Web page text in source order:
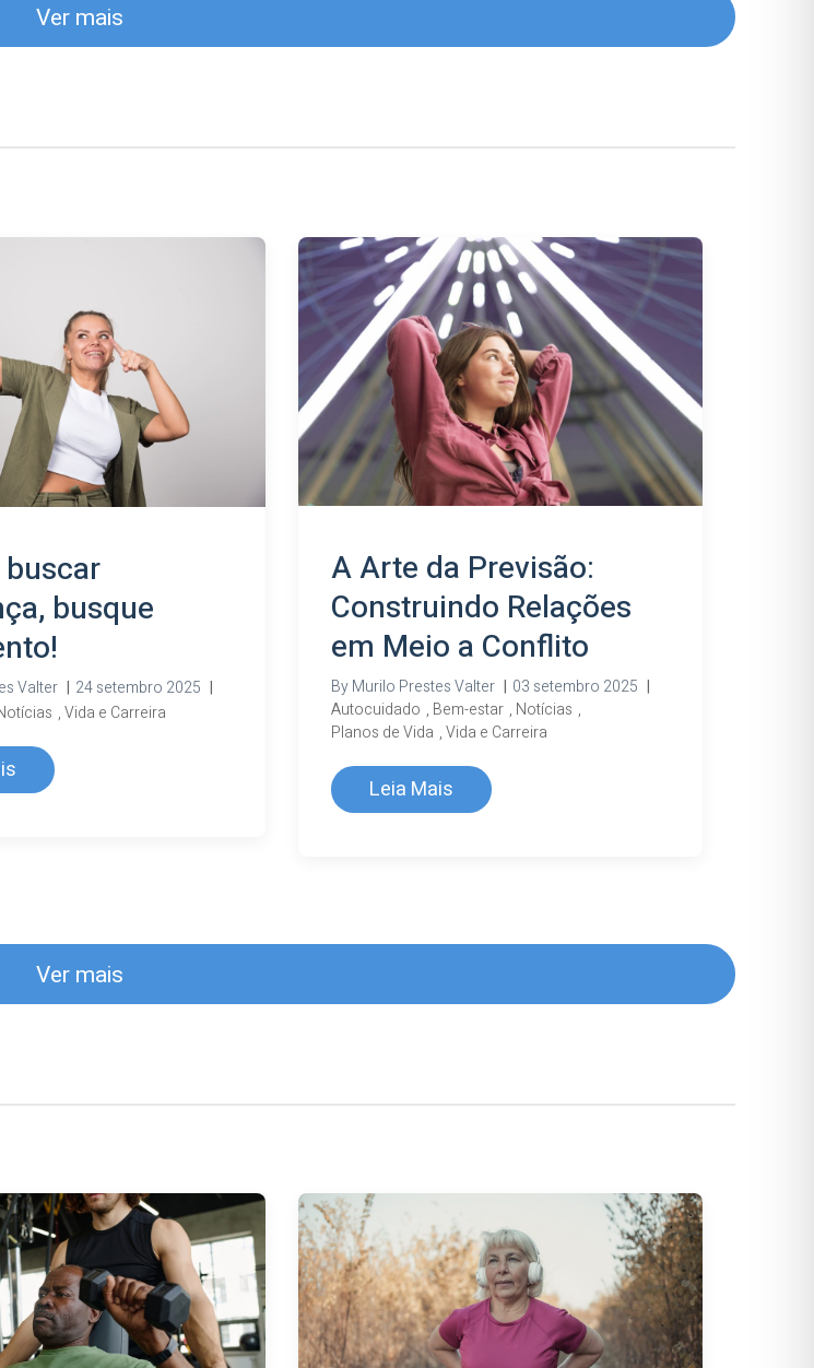
Ver mais
busque
Valter | 24 setembro 2025 |
,Vida e Carreira
A Arte da Previsão:
Construindo Relações
em Meio a Conflito
ByMurilo Prestes Valter | 03 setembro 2025 |
Autocuidado , Bem-estar , Notícias ,
Planos de Vida ,Vida e Carreira
Leia Mais
Ver mais